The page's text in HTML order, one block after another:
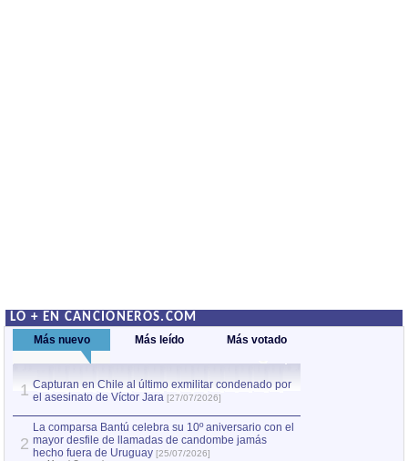
LO + EN CANCIONEROS.COM
Más nuevo Más leído Más votado
1 Capturan en Chile al último exmilitar condenado por
el asesinato de Víctor Jara [27/07/2026]
2
La comparsa Bantú celebra su 10º aniversario con el
mayor desfile de llamadas de candombe jamás
hecho fuera de Uruguay [25/07/2026]